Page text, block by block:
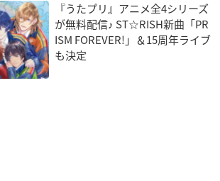
『うたプリ』アニメ全4シリーズ
が無料配信♪ ST☆RISH新曲「PR
ISM FOREVER!」＆15周年ライブ
も決定